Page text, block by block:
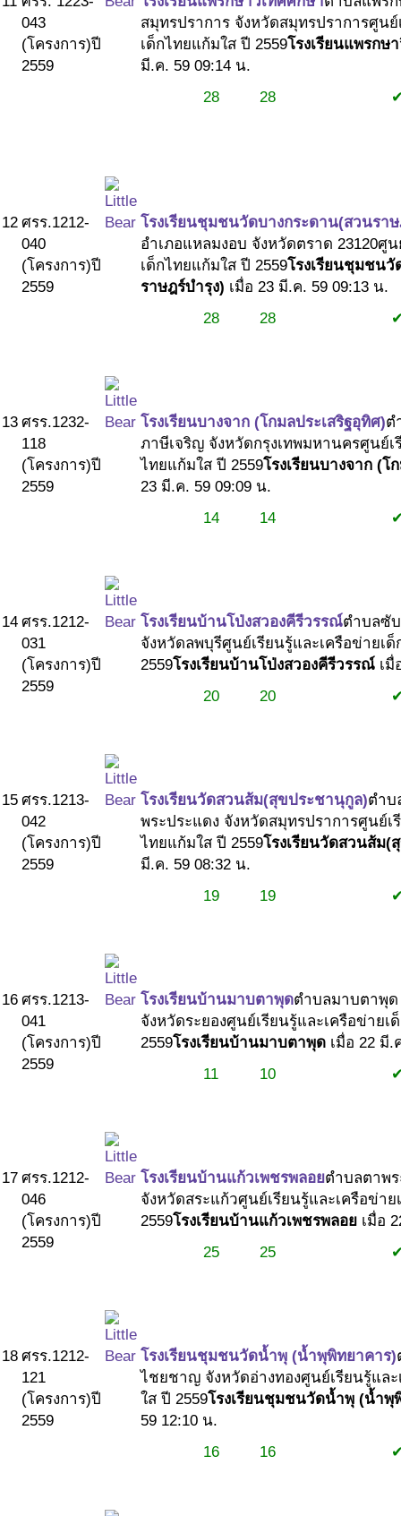
043
(โครงการ)ปี
2559
สมุทรปราการ จังหวัดสมุทรปราการศูนย์
เด็กไทยแก้มใส ปี 2559โรงเรียนแพรกษ
มี.ค. 59 09:14 น.
28
28
12 ศรร.1212-
040
(โครงการ)ปี
2559
โรงเรียนชุมชนวัดบางกระดาน(สวนรา
อำเภอแหลมงอบ จังหวัดตราด 23120ศูน
เด็กไทยแก้มใส ปี 2559โรงเรียนชุมชน
ราษฎร์บำรุง) เมื่อ 23 มี.ค. 59 09:13 น.
28
28
13 ศรร.1232-
118
(โครงการ)ปี
2559
โรงเรียนบางจาก (โกมลประเสริฐอุทิศ)ต
ภาษีเจริญ จังหวัดกรุงเทพมหานครศูนย์เ
ไทยแก้มใส ปี 2559โรงเรียนบางจาก (โ
23 มี.ค. 59 09:09 น.
14
14
14 ศรร.1212-
031
(โครงการ)ปี
2559
โรงเรียนบ้านโป่งสวองคีรีวรรณ์ตำบลซั
จังหวัดลพบุรีศูนย์เรียนรู้และเครือข่ายเ
2559โรงเรียนบ้านโป่งสวองคีรีวรรณ์ เมื่
20
20
15 ศรร.1213-
042
(โครงการ)ปี
2559
โรงเรียนวัดสวนส้ม(สุขประชานุกูล)ตำบ
พระประแดง จังหวัดสมุทรปราการศูนย์เ
ไทยแก้มใส ปี 2559โรงเรียนวัดสวนส้ม(
มี.ค. 59 08:32 น.
19
19
16 ศรร.1213-
041
(โครงการ)ปี
2559
โรงเรียนบ้านมาบตาพุดตำบลมาบตาพุด
จังหวัดระยองศูนย์เรียนรู้และเครือข่ายเ
2559โรงเรียนบ้านมาบตาพุด เมื่อ 22 มี.
11
10
17 ศรร.1212-
046
(โครงการ)ปี
2559
โรงเรียนบ้านแก้วเพชรพลอยตำบลตาพ
จังหวัดสระแก้วศูนย์เรียนรู้และเครือข่า
2559โรงเรียนบ้านแก้วเพชรพลอย เมื่อ
25
25
18 ศรร.1212-
121
(โครงการ)ปี
2559
โรงเรียนชุมชนวัดน้ำพุ (น้ำพุพิทยาคาร)
ไชยชาญ จังหวัดอ่างทองศูนย์เรียนรู้แล
ใส ปี 2559โรงเรียนชุมชนวัดน้ำพุ (น้ำพุ
59 12:10 น.
16
16